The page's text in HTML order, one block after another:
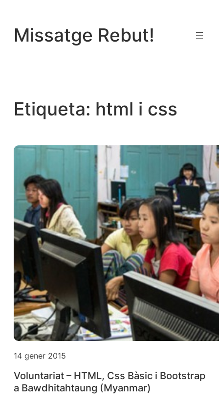
contingut
Missatge Rebut!
Etiqueta: html i css
14 gener 2015
Voluntariat – HTML, Css Bàsic i Bootstrap
a Bawdhitahtaung (Myanmar)